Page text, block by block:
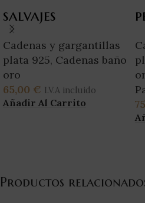
salvajes
Cadenas y gargantillas
plata 925, Cadenas baño
oro
65,00 € I.V.A incluido
Añadir Al Carrito
Productos